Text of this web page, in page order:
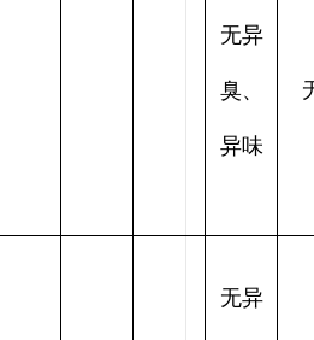
无异
臭、
异味
无异